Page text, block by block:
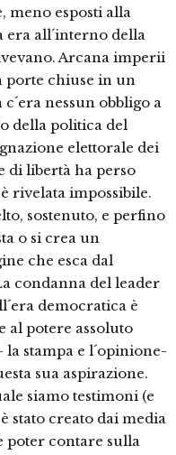
meno esposti alla
era all´interno della
Arcana imperii
porte chiuse in un
nessun obbligo a
della politica del
elettorale dei
di libertà ha perso
rivelata impossibile.
sostenuto, e perfino
o si crea un
che esca dal
condanna del leader
democratica è
al potere assoluto
stampa e l´opinione-
sua aspirazione.
siamo testimoni (e
stato creato dai media
poter contare sulla